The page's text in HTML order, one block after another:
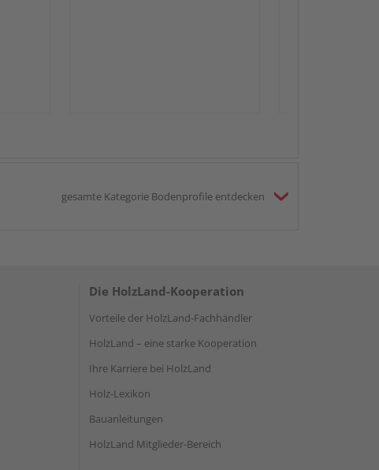
gesamte Kategorie Bodenprofile entdecken
Die HolzLand-Kooperation
Vorteile der HolzLand-Fachhändler
HolzLand – eine starke Kooperation
Ihre Karriere bei HolzLand
Holz-Lexikon
Bauanleitungen
HolzLand Mitglieder-Bereich